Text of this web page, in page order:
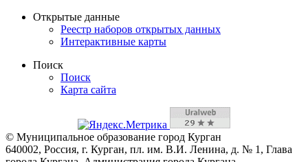
Открытые данные
Реестр наборов открытых данных
Интерактивные карты
Поиск
Поиск
Карта сайта
© Муниципальное образование город Курган
640002, Россия, г. Курган, пл. им. В.И. Ленина, д. № 1, Глава